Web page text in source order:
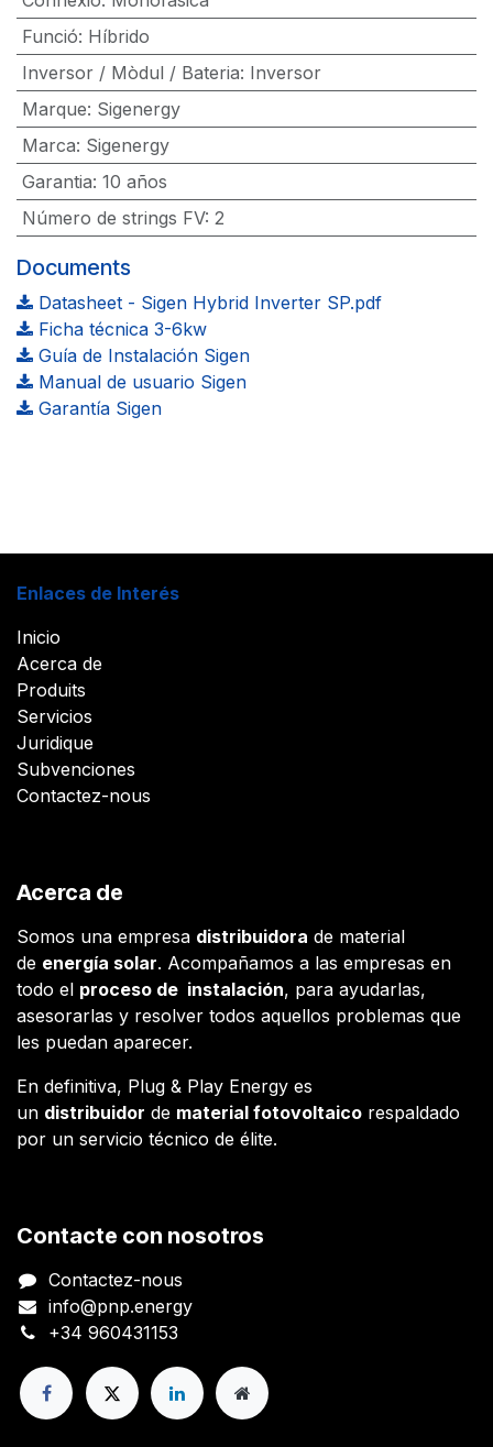
Funció: Híbrido
Inversor / Mòdul / Bateria: Inversor
Marque: Sigenergy
Marca: Sigenergy
Garantia: 10 años
Número de strings FV: 2
Documents
Datasheet - Sigen Hybrid Inverter SP.pdf
Ficha técnica 3-6kw
Guía de Instalación Sigen
Manual de usuario Sigen
Garantía Sigen
Enlaces de Interés
Inicio
Acerca de
Produits
Servicios
Juridique
Subvenciones
Contactez-nous
Acerca de
Somos una empresa distribuidora de material
de energía solar. Acompañamos a las empresas en
todo el proceso de instalación, para ayudarlas,
asesorarlas y resolver todos aquellos problemas que
les puedan aparecer.
En definitiva, Plug & Play Energy es
un distribuidor de material fotovoltaico respaldado
por un servicio técnico de élite.
Contacte con nosotros
Contactez-nous
info@pnp.energy
+34 960431153